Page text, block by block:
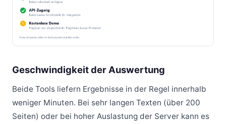
Geschwindigkeit der Auswertung
Beide Tools liefern Ergebnisse in der Regel innerhalb
weniger Minuten. Bei sehr langen Texten (über 200
Seiten) oder bei hoher Auslastung der Server kann es